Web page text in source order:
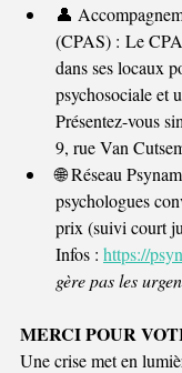
👤
(CPAS) : Le
dans ses locaux
psychosociale et
Présentez-vous
9, rue Van
🌐 Réseau
psychologues
prix (suivi court
Infos : https://
gère pas les
MERCI POUR
Une crise met en